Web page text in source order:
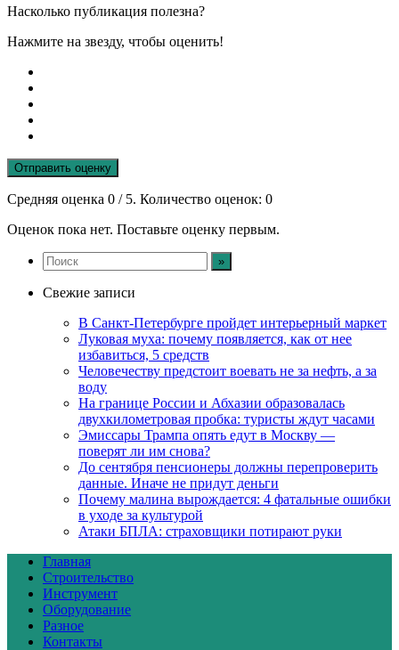
Насколько публикация полезна?
Нажмите на звезду, чтобы оценить!
Отправить оценку
Средняя оценка 0 / 5. Количество оценок: 0
Оценок пока нет. Поставьте оценку первым.
Свежие записи
В Санкт-Петербурге пройдет интерьерный маркет
Луковая муха: почему появляется, как от нее
избавиться, 5 средств
Человечеству предстоит воевать не за нефть, а за
воду
На границе России и Абхазии образовалась
двухкилометровая пробка: туристы ждут часами
Эмиссары Трампа опять едут в Москву —
поверят ли им снова?
До сентября пенсионеры должны перепроверить
данные. Иначе не придут деньги
Почему малина вырождается: 4 фатальные ошибки
в уходе за культурой
Атаки БПЛА: страховщики потирают руки
Главная
Строительство
Инструмент
Оборудование
Разное
Контакты